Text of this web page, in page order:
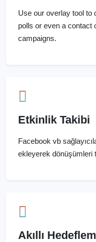
Use our overlay tool to
polls or even a contact
campaigns.
Etkinlik Takibi
Facebook vb
ekleyerek dönüşümleri
Akıllı